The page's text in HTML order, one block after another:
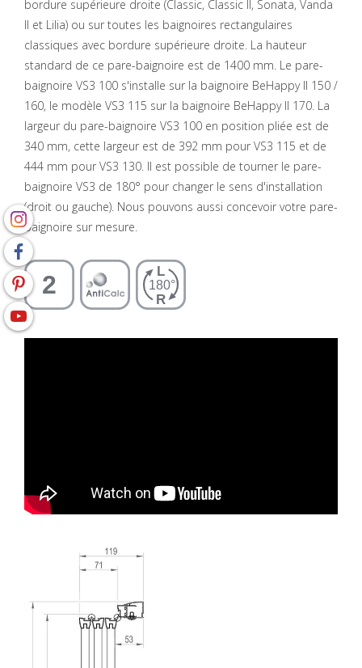
bordure supérieure droite (Classic, Classic II, Sonata, Vanda
II et Lilia) ou sur toutes les baignoires rectangulaires
classiques avec bordure supérieure droite. La hauteur
standard de ce pare-baignoire est de 1400 mm. Le pare-
baignoire VS3 100 s'installe sur la baignoire BeHappy II 150 /
160, le modèle VS3 115 sur la baignoire BeHappy II 170. La
largeur du pare-baignoire VS3 100 en position pliée est de
340 mm, cette largeur est de 392 mm pour VS3 115 et de
444 mm pour VS3 130. Il est possible de tourner le pare-
baignoire VS3 de 180° pour changer le sens d'installation
(droit ou gauche). Nous pouvons aussi concevoir votre pare-
baignoire sur mesure.